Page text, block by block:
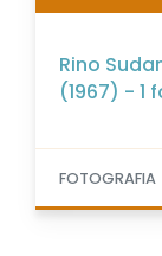
Rino
(1967) - 1
FOTOGRAFIA